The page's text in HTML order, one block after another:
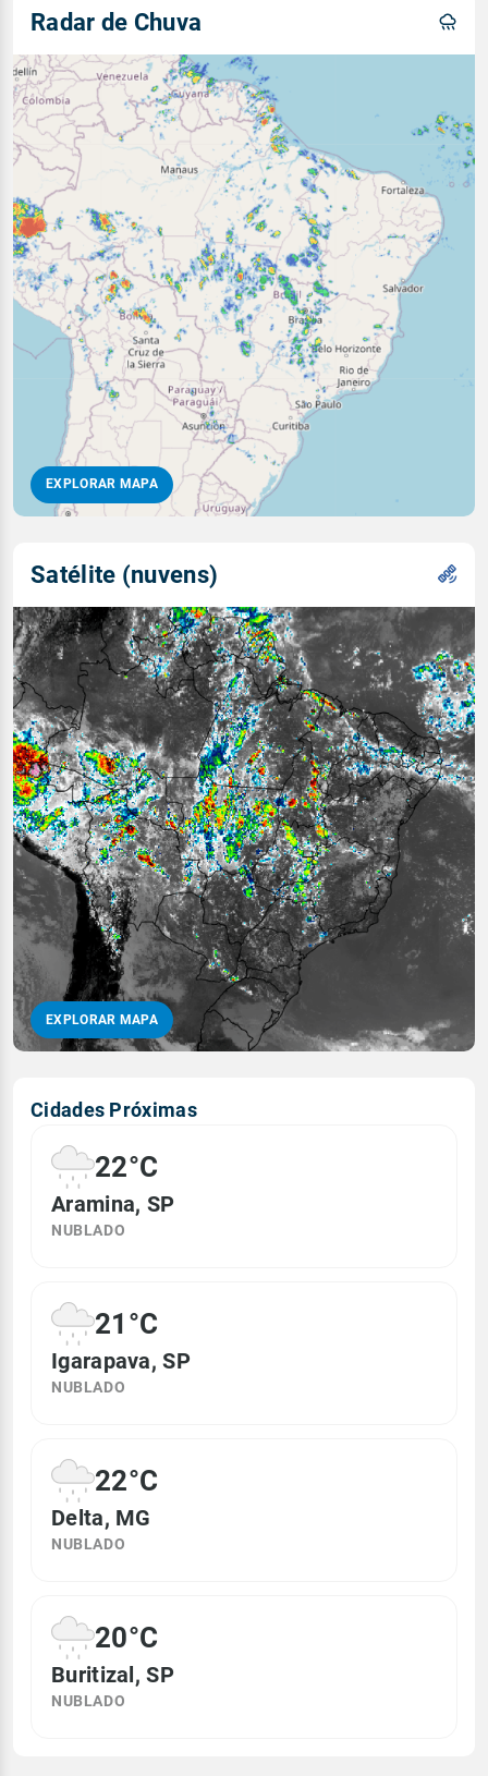
Radar de Chuva
EXPLORAR MAPA
Satélite (nuvens)
EXPLORAR MAPA
Cidades Próximas
22°C
Aramina, SP
NUBLADO
21°C
Igarapava, SP
NUBLADO
22°C
Delta, MG
NUBLADO
20°C
Buritizal, SP
NUBLADO